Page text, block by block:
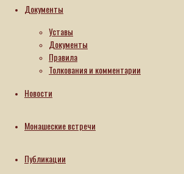
Документы
Уставы
Документы
Правила
Толкования и комментарии
Новости
Монашеские встречи
Публикации